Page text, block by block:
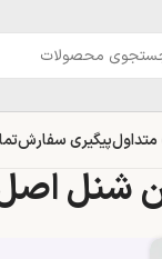
پیگیری سفارش
شنل